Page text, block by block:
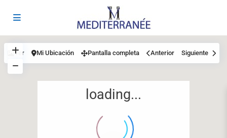
loading...
Ver Mi Ubicación Pantalla completa Anterior Siguiente